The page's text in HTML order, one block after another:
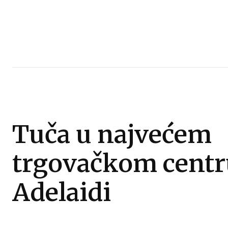
Tuča u najvećem
trgovačkom
Adelaidi